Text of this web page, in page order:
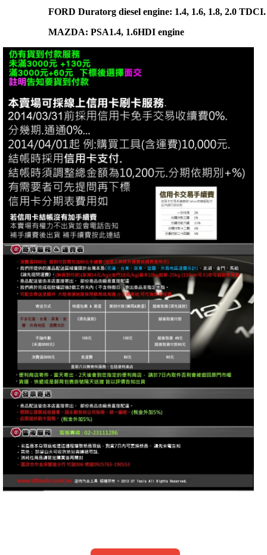
FORD Duratorg diesel engine: 1.4, 1.6, 1.8, 2.0 TDCI.
MAZDA: PSA1.4, 1.6HDI engine